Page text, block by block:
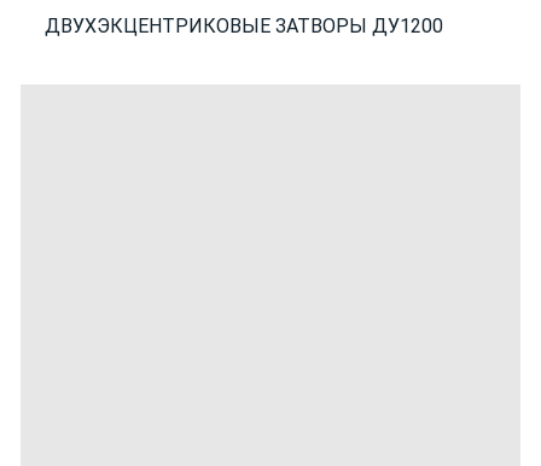
ДВУХЭКЦЕНТРИКОВЫЕ ЗАТВОРЫ ДУ1200